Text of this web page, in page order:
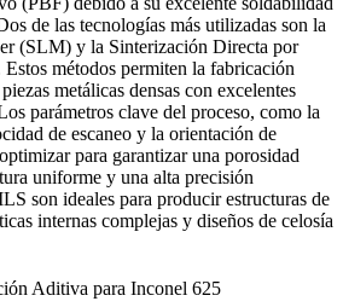
de las tecnologías más utilizadas son la
(SLM) y la Sinterización Directa por
Estos métodos permiten la fabricación
metálicas densas con excelentes
parámetros clave del proceso, como la
de escaneo y la orientación de
para garantizar una porosidad
uniforme y una alta precisión
son ideales para producir estructuras de
internas complejas y diseños de celosía
Aditiva para Inconel 625